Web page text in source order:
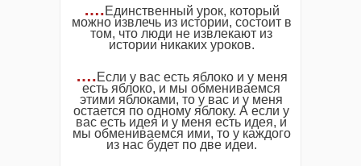
….Единственный урок, который
можно извлечь из истории, состоит в
том, что люди не извлекают из
истории никаких уроков.
….Если у вас есть яблоко и у меня
есть яблоко, и мы обмениваемся
этими яблоками, то у вас и у меня
остается по одному яблоку. А если у
вас есть идея и у меня есть идея, и
мы обмениваемся ими, то у каждого
из нас будет по две идеи.